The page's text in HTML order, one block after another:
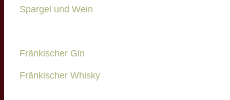
Spargel und Wein
Fränkischer Gin
Fränkischer Whisky